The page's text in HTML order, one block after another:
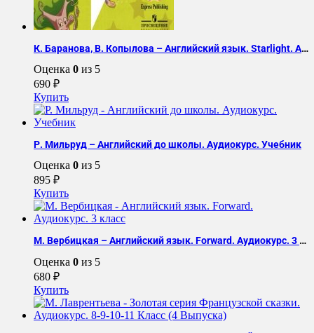
К. Баранова, В. Копылова – Английский язык. Starlight. Аудиокурс. 3 класс
Оценка 0 из 5
690 ₽
Купить
Р. Мильруд – Английский до школы. Аудиокурс. Учебник
Оценка 0 из 5
895 ₽
Купить
М. Вербицкая – Английский язык. Forward. Аудиокурс. 3 класс
Оценка 0 из 5
680 ₽
Купить